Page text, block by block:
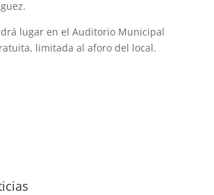
lugar en el Auditorio Municipal
limitada al aforo del local.